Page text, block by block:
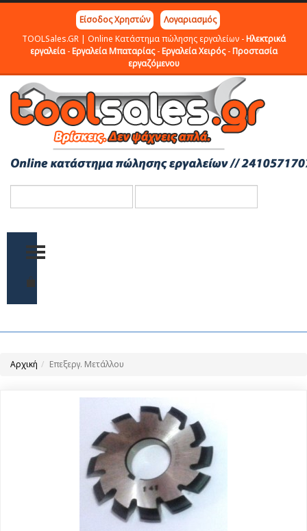
Είσοδος Χρηστών
Λογαριασμός
TOOLSales.GR | Online Κατάστημα πώλησης εργαλείων -Ηλεκτρικά
εργαλεία-Εργαλεία Μπαταρίας-Εργαλεία Χειρός-Προστασία
εργαζόμενου
TOGGLE MENU
Αρχική Επεξεργ. Μετάλλου